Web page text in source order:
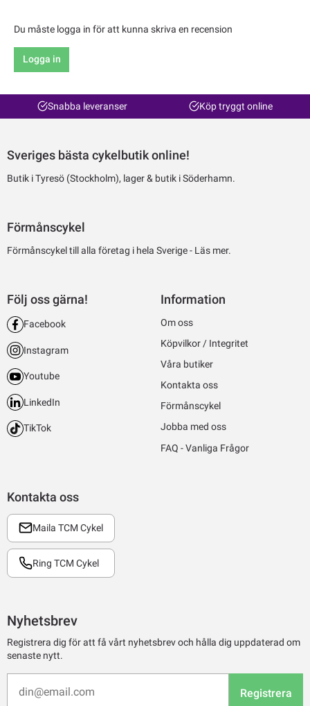
Du måste logga in för att kunna skriva en recension
Logga in
Snabba leveranser Köp tryggt online
Sveriges bästa cykelbutik online!
Butik i Tyresö (Stockholm), lager & butik i Söderhamn.
Förmånscykel
Förmånscykel till alla företag i hela Sverige - Läs mer.
Kontakta oss
Maila TCM Cykel
Ring TCM Cykel
Följ oss gärna!
Facebook
Instagram
Youtube
LinkedIn
TikTok
Information
Om oss
Köpvilkor / Integritet
Våra butiker
Kontakta oss
Förmånscykel
Jobba med oss
FAQ - Vanliga Frågor
Nyhetsbrev
Registrera dig för att få vårt nyhetsbrev och hålla dig uppdaterad om
senaste nytt.
Registrera